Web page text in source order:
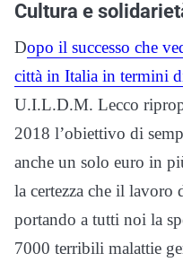
Cultura e
Dopo il successo che
città in Italia in termini
U.I.L.D.M. Lecco
2018 l’obiettivo di
anche un solo euro in
la certezza che il lavoro
portando a tutti noi la
7000 terribili malattie